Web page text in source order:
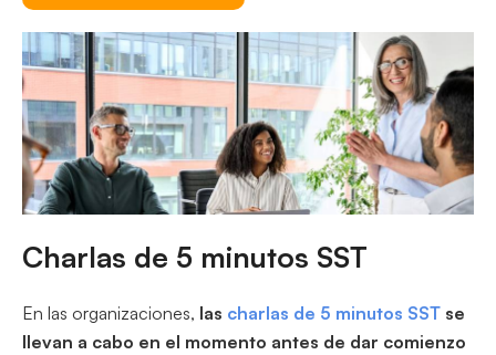
Charlas de 5 minutos SST
En las organizaciones, las charlas de 5 minutos SST se
llevan a cabo en el momento antes de dar comienzo